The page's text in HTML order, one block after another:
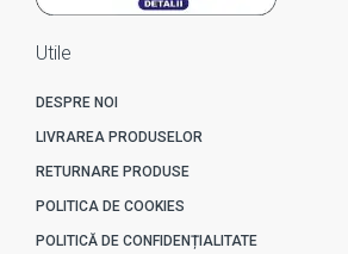
Utile
DESPRE NOI
LIVRAREA PRODUSELOR
RETURNARE PRODUSE
POLITICA DE COOKIES
POLITICĂ DE CONFIDENȚIALITATE